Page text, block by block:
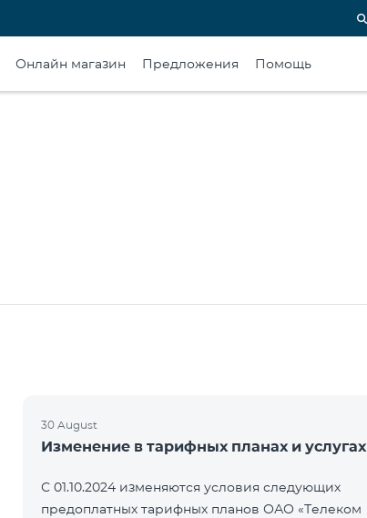
Онлайн магазин Предложения Помощь
30 August
Изменение в тарифных планах и услугах
С 01.10.2024 изменяются условия следующих
предоплатных тарифных планов ОАО «Телеком